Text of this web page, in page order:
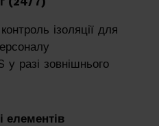
ізоляції для
разі зовнішнього
елементів